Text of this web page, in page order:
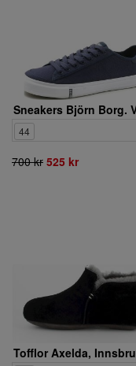
44
700 kr 525 kr